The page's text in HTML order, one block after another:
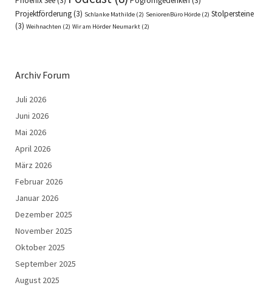
Projektförderung(3) Schlanke Mathilde (2) SeniorenBüro Hörde (2) Stolpersteine
(3) Weihnachten (2) Wir am Hörder Neumarkt (2)
Archiv Forum
Juli 2026
Juni 2026
Mai 2026
April 2026
März 2026
Februar 2026
Januar 2026
Dezember 2025
November 2025
Oktober 2025
September 2025
August 2025